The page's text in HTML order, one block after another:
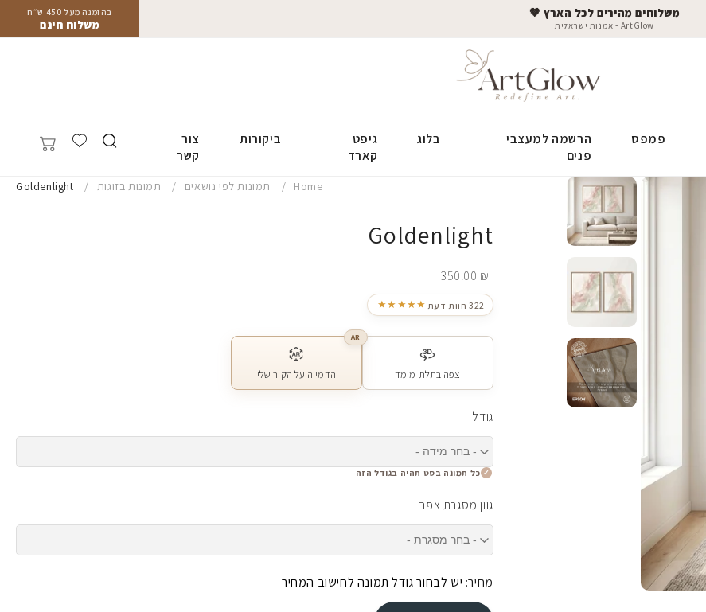
בהזמנה מעל 450 ש״ח
משלוח חינם
משלוחים מהירים לכל הארץ 🤎
ArtGlow - אמנות ישראלית
פמפס
הרשמה למעצבי
פנים
בלוג
גיפט
קארד
ביקורות
צור
קשר
Home תמונות לפי נושאים תמונות בזוגות Goldenlight
Goldenlight
350.00 ₪
★★★★★ 322 חוות דעת
צפה בתלת מימד
AR
הדמייה על הקיר שלי
גודל
כל תמונה בסט תהיה בגודל הזה
גוון מסגרת צפה
מחיר: יש לבחור גודל תמונה לחישוב המחיר